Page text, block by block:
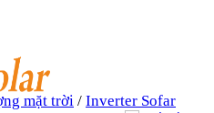
mặt trời / Inverter Sofar